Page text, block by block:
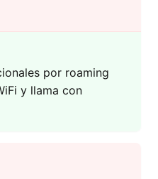
por roaming
y llama con